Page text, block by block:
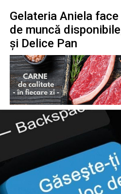
Gelateria Aniela
de muncă
și Delice Pan